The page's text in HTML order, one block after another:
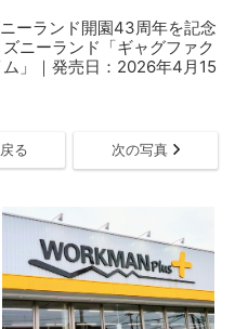
ーランド開園43周年を記念
ニーランド「ギャグファク
」｜発売日：2026年4月15
る 次の写真